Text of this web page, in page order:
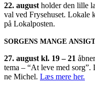
22. august hol­der den lil­le
val ved Fryse­hu­set. Loka­le
på Lokalposten.
SORGENS MANGE
27. august kl. 19 – 21
tema – “At leve med
ne Michel. Læs mere her.